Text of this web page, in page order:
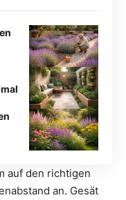
auf den richtigen
an. Gesät